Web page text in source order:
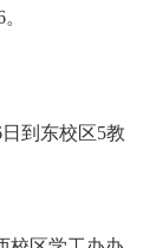
到东校区5教